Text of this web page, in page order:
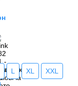
L XL XXL